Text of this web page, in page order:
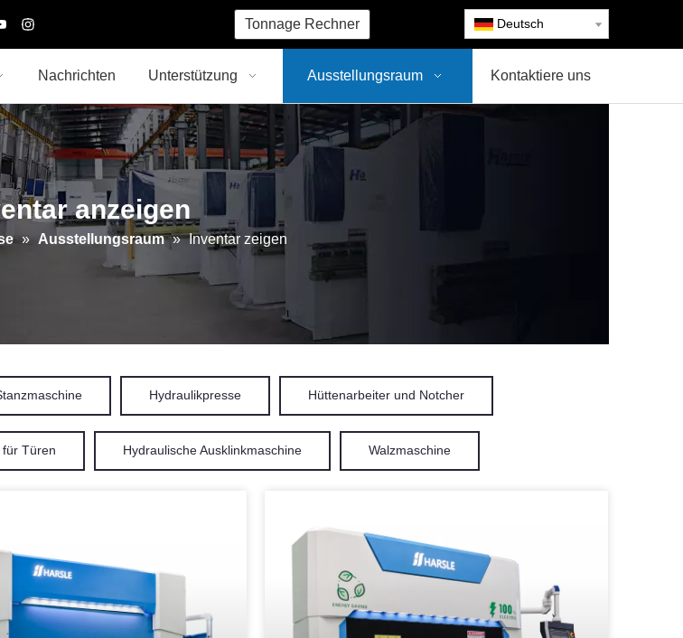
Tonnage Rechner Deutsch
Nachrichten Unterstützung Ausstellungsraum Kontaktiere uns
anzeigen
» Ausstellungsraum » Inventar zeigen
Hydraulikpresse Hüttenarbeiter und Notcher
für Türen Hydraulische Ausklinkmaschine Walzmaschine